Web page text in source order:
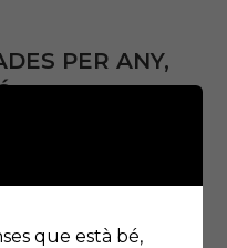
PER ANY,
que està bé,